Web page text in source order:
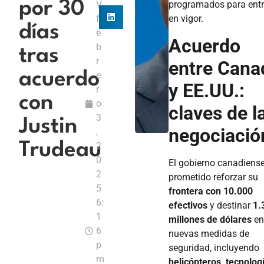
por 30
días
tras
acuerdo
con
Justin
Trudeau
V
f
e
b
r
e
r
o
3
,
2
0
2
5
6:
1
6
p
m
programados para
en vigor.
Acuerdo
entre
y EE.UU.:
claves de
El gobierno
prometido reforzar su
frontera con 10.000
efectivos y destinar
millones de dólares en
nuevas medidas de
seguridad, incluyendo